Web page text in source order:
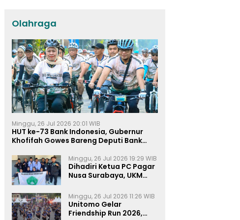
Olahraga
Minggu, 26 Jul 2026 20:01 WIB
HUT ke-73 Bank Indonesia, Gubernur
Khofifah Gowes Bareng Deputi Bank
Minggu, 26 Jul 2026 19:29 WIB
Dihadiri Ketua PC Pagar
Nusa Surabaya, UKM
Sahkan Anggota Baru
Minggu, 26 Jul 2026 11:26 WIB
Unitomo Gelar
Friendship Run 2026,